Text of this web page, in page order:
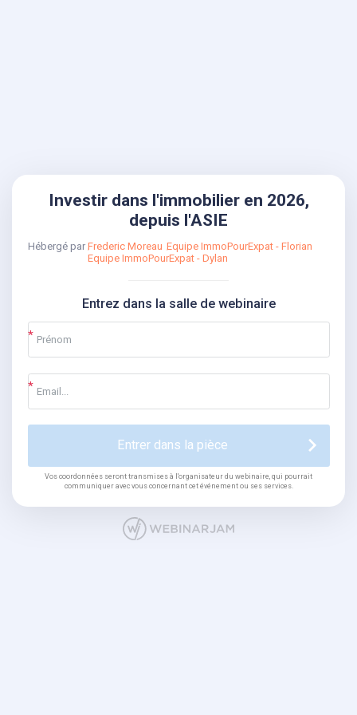
Investir dans l'immobilier en 2026,
depuis l'ASIE
Hébergé par Frederic Moreau Equipe ImmoPourExpat - Florian
Equipe ImmoPourExpat - Dylan
Entrez dans la salle de webinaire
Entrer dans la pièce
Vos coordonnées seront transmises à l'organisateur du webinaire, qui pourrait
communiquer avec vous concernant cet événement ou ses services.